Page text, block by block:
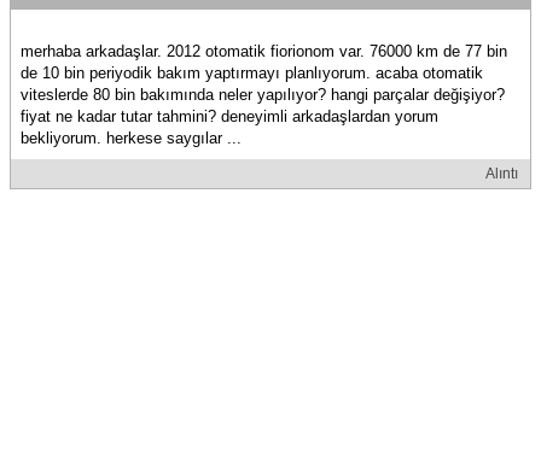
merhaba arkadaşlar. 2012 otomatik fiorionom var. 76000 km de 77 bin
de 10 bin periyodik bakım yaptırmayı planlıyorum. acaba otomatik
viteslerde 80 bin bakımında neler yapılıyor? hangi parçalar değişiyor?
fiyat ne kadar tutar tahmini? deneyimli arkadaşlardan yorum
bekliyorum. herkese saygılar ...
Alıntı